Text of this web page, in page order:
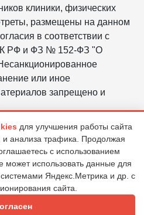
клиники, физических
размещены на данном
в соответствии с
РФ и ФЗ № 152-ФЗ "О
или иное
запрещено и
персональных
"ВИЗИУМ"
для улучшения работы сайта
и анализа трафика. Продолжая
с использованием
может использовать данные для
Яндекс.Метрика и др. с
сайта.